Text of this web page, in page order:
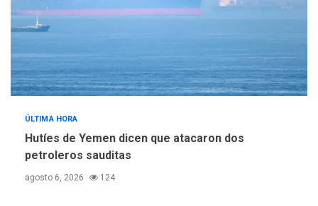
ÚLTIMA HORA
Hutíes de Yemen dicen que atacaron dos
petroleros sauditas
agosto 6, 2026 124